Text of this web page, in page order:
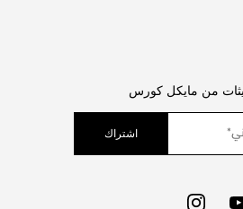
من مايكل كورس
اشتراك